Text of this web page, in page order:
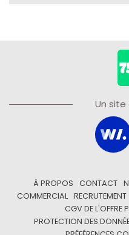
Un site
À PROPOS CONTACT
COMMERCIAL
RECRUTEMENT
CGV DE L'OFFRE
PROTECTION DES